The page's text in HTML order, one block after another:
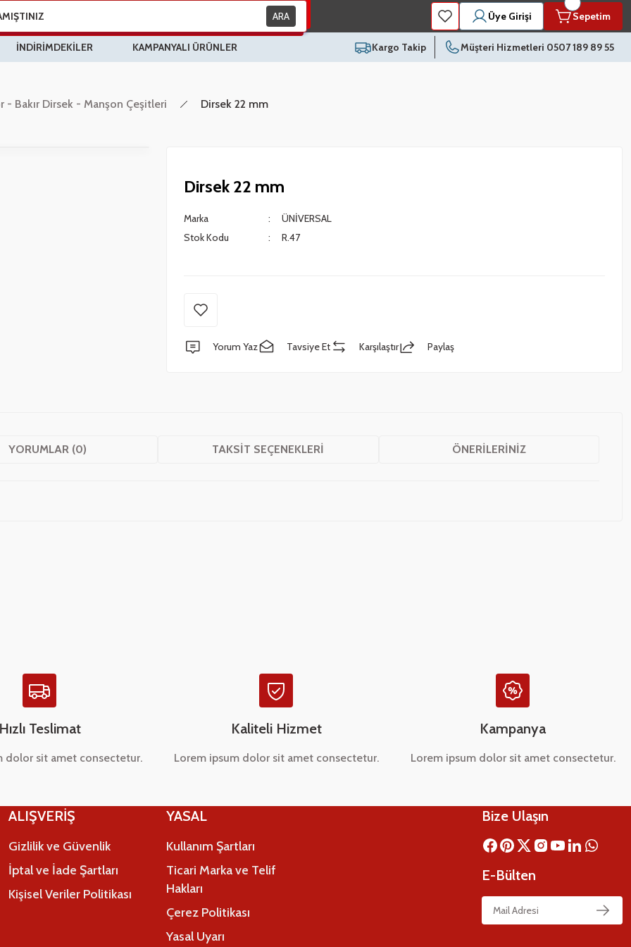
ARA Üye Girişi Sepetim
İNDİRİMDEKİLER KAMPANYALI ÜRÜNLER Kargo Takip Müşteri Hizmetleri 0507 189 89 55
- Bakır Dirsek - Manşon Çeşitleri Dirsek 22 mm
Dirsek 22 mm
Marka
ÜNİVERSAL
Stok Kodu
R.47
Yorum Yaz Tavsiye Et Karşılaştır Paylaş
YORUMLAR (0) TAKSIT SEÇENEKLERI ÖNERILERINIZ
Hızlı Teslimat
dolor sit amet consectetur.
Kaliteli Hizmet
Lorem ipsum dolor sit amet consectetur.
Kampanya
Lorem ipsum dolor sit amet consectetur.
ALIŞVERİŞ
Gizlilik ve Güvenlik
İptal ve İade Şartları
Kişisel Veriler Politikası
YASAL
Kullanım Şartları
Ticari Marka ve Telif
Hakları
Çerez Politikası
Yasal Uyarı
Bize Ulaşın
E-Bülten